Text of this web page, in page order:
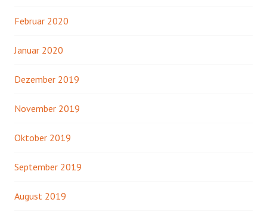
Februar 2020
Januar 2020
Dezember 2019
November 2019
Oktober 2019
September 2019
August 2019